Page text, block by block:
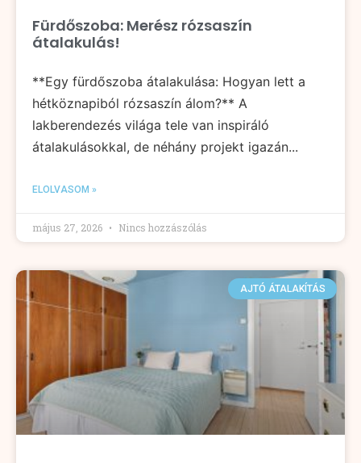
Fürdőszoba: Merész rózsaszín
átalakulás!
**Egy fürdőszoba átalakulása: Hogyan lett a
hétköznapiból rózsaszín álom?** A
lakberendezés világa tele van inspiráló
átalakulásokkal, de néhány projekt igazán...
ELOLVASOM »
május 27, 2026 Nincs hozzászólás
AJTÓ ÁTALAKÍTÁS